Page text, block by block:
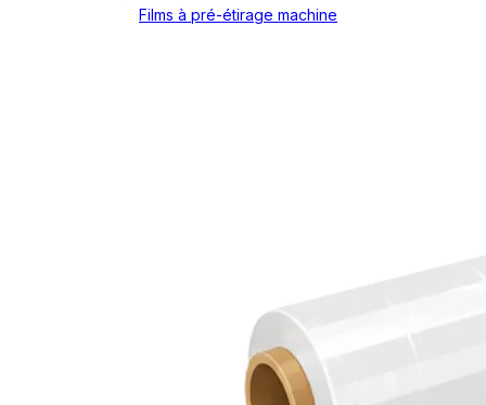
Films à pré-étirage machine